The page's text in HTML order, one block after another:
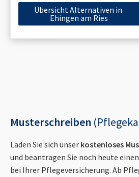
Übersicht Alternativen in
Ehingen am Ries
Musterschreiben
Laden Sie sich unser kostenloses
und beantragen Sie noch heute
bei Ihrer Pflegeversicherung. Ab